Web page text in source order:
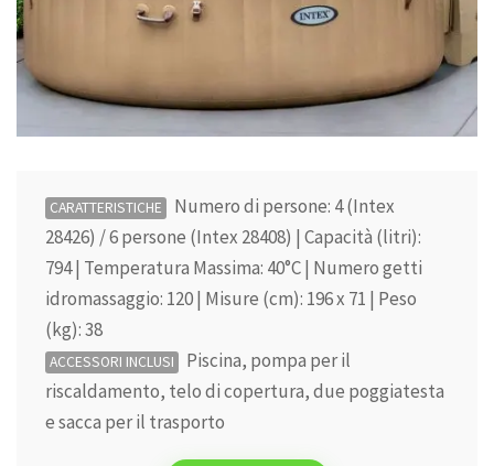
CARATTERISTICHE
Numero di persone: 4 (Intex
28426) / 6 persone (Intex 28408) | Capacità (litri):
794 | Temperatura Massima: 40°C | Numero getti
idromassaggio: 120 | Misure (cm): 196 x 71 | Peso
(kg): 38
ACCESSORI INCLUSI
Piscina, pompa per il
riscaldamento, telo di copertura, due poggiatesta
e sacca per il trasporto